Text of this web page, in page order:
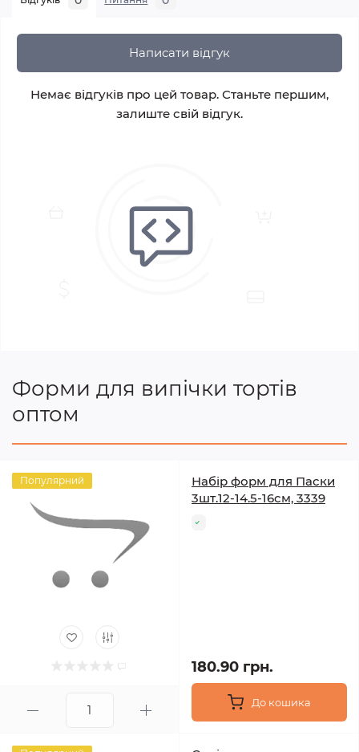
Написати відгук
Немає відгуків про цей товар. Станьте першим,
залиште свій відгук.
Форми для випічки тортів
оптом
Популярний
Набір форм для Паски
3шт.12-14.5-16см, 3339
180.90 грн.
До кошика